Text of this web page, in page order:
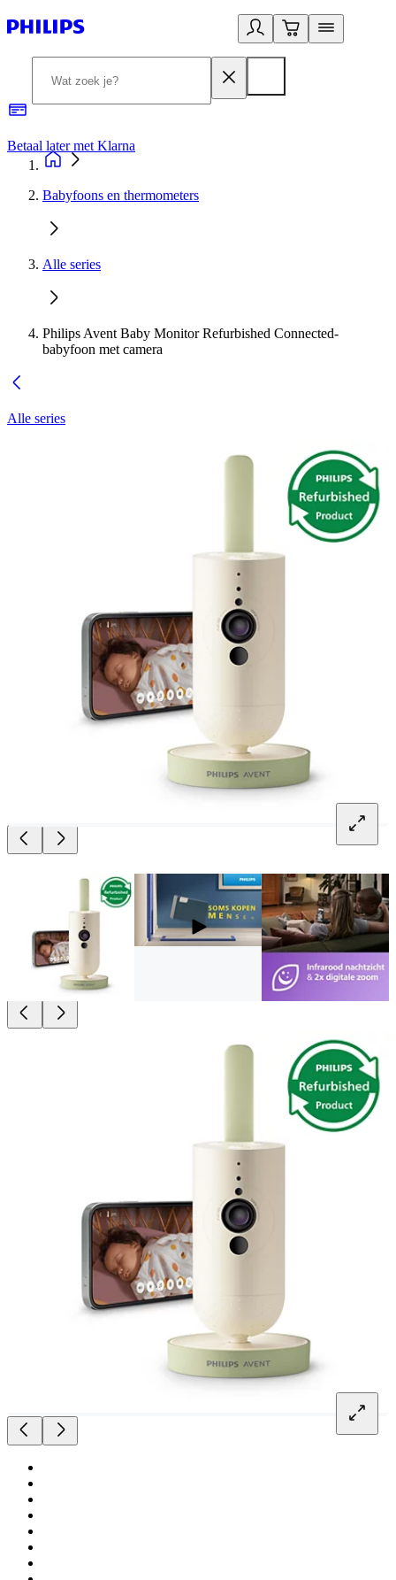
Betaal later met Klarna
Babyfoons en thermometers
Alle series
Philips Avent Baby Monitor Refurbished Connected-
babyfoon met camera
Alle series